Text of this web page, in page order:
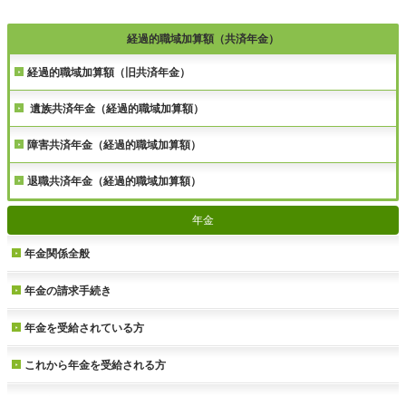
経過的職域加算額（共済年金）
経過的職域加算額（旧共済年金）
遺族共済年金（経過的職域加算額）
障害共済年金（経過的職域加算額）
退職共済年金（経過的職域加算額）
年金
年金関係全般
年金の請求手続き
年金を受給されている方
これから年金を受給される方